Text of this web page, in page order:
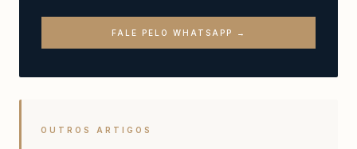
FALE PELO WHATSAPP →
OUTROS ARTIGOS